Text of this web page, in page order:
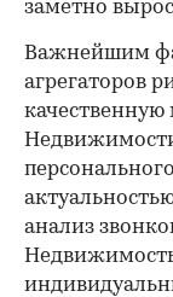
заметно
Важнейшим
агрегаторов
анализ